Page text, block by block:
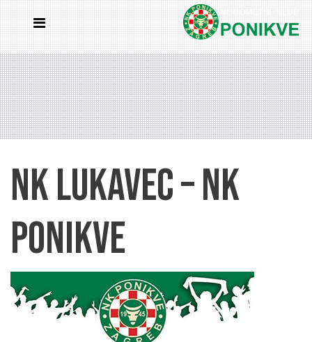
NK Lukavec – NK
Ponikve